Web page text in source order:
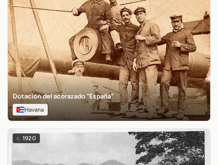
Dotación del acorazado “España”
Havana
c. 1920